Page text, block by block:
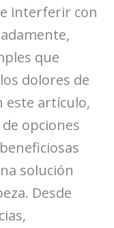
interferir con
que
dolores de
este artículo,
opciones
solución
Desde